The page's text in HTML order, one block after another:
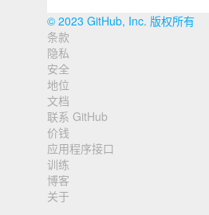
© 2023 GitHub, Inc. 版权所有
页
脚
导
航
条款
隐私
安全
地位
文档
联系 GitHub
价钱
应用程序接口
训练
博客
关于